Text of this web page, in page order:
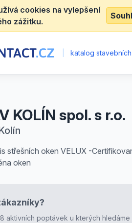
cookies na vylepšení
zážitku.
katalog
KOLÍN spol. s r.o.
střešních oken VELUX -
oken
aktivních poptávek u kterých hledáme